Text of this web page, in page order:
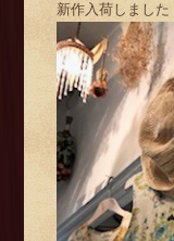
新作入荷しました